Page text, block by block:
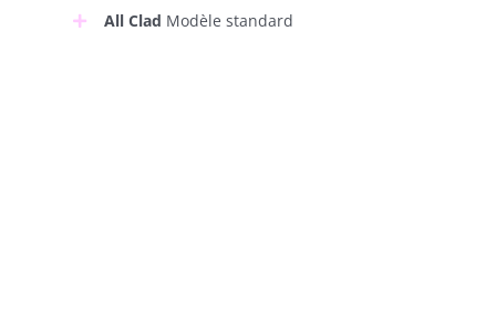
All Clad Modèle standard